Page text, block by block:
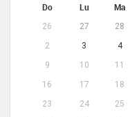
Do Lu Ma
26 27 28
2
3 4
9
10 11
16
17 18
23
24 25